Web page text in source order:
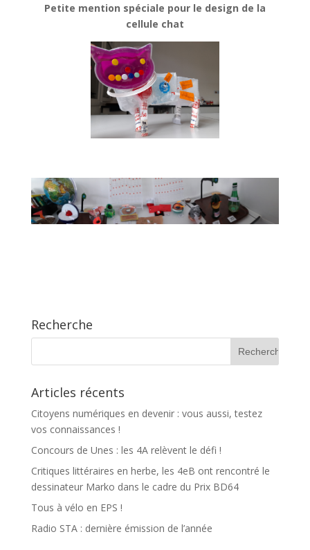
Petite mention spéciale pour le design de la
cellule chat
Recherche
Articles récents
Citoyens numériques en devenir : vous aussi, testez
vos connaissances !
Concours de Unes : les 4A relèvent le défi !
Critiques littéraires en herbe, les 4eB ont rencontré le
dessinateur Marko dans le cadre du Prix BD64
Tous à vélo en EPS !
Radio STA : dernière émission de l’année